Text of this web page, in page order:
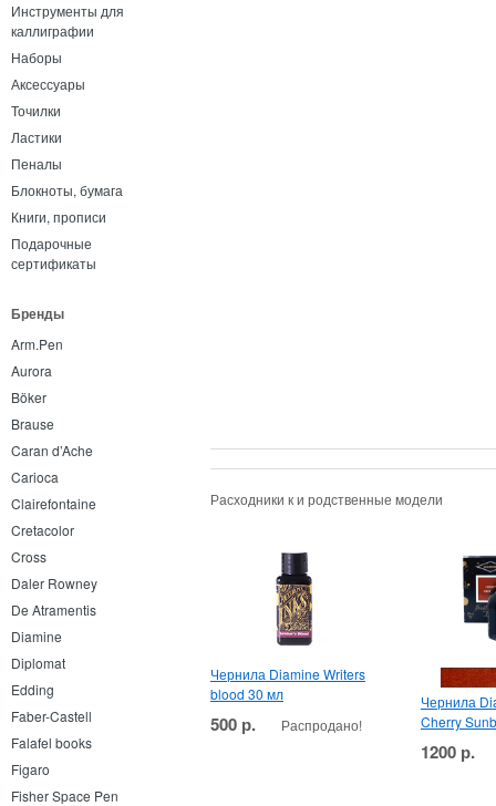
Инструменты для
каллиграфии
Наборы
Аксессуары
Точилки
Ластики
Пеналы
Блокноты, бумага
Книги, прописи
Подарочные
сертификаты
Бренды
Arm.Pen
Aurora
Böker
Brause
Caran d’Ache
Carioca
Clairefontaine
Cretacolor
Cross
Daler Rowney
De Atramentis
Diamine
Diplomat
Edding
Faber-Castell
Falafel books
Figaro
Fisher Space Pen
Расходники к и родственные модели
Чернила Diamine Writers
blood 30 мл
500 р. Распродано!
Чернила
Cherry
1200 р.